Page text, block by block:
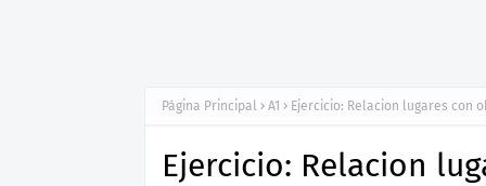
Página Principal A1 Ejercicio: Relacion lugares con
Ejercicio: Relacion